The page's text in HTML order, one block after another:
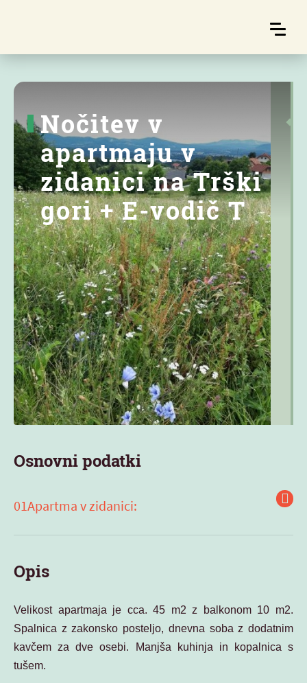
Nočitev v
apartmaju v
zidanici na Trški
gori + E-vodič T
Osnovni podatki
Apartma v zidanici:
Opis
Velikost apartmaja je cca. 45 m2 z balkonom 10 m2.
Spalnica z zakonsko posteljo, dnevna soba z dodatnim
kavčem za dve osebi. Manjša kuhinja in kopalnica s
tušem.